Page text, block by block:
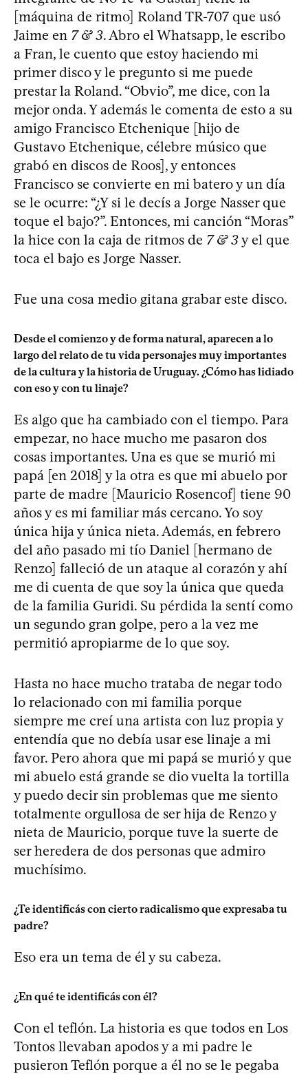
[máquina de ritmo] Roland TR-707 que usó
Jaime en 7 & 3. Abro el Whatsapp, le escribo
a Fran, le cuento que estoy haciendo mi
primer disco y le pregunto si me puede
prestar la Roland. “Obvio”, me dice, con la
mejor onda. Y además le comenta de esto a su
amigo Francisco Etchenique [hijo de
Gustavo Etchenique, célebre músico que
grabó en discos de Roos], y entonces
Francisco se convierte en mi batero y un día
se le ocurre: “¿Y si le decís a Jorge Nasser que
toque el bajo?”. Entonces, mi canción “Moras”
la hice con la caja de ritmos de 7 & 3y el que
toca el bajo es Jorge Nasser.
Fue una cosa medio gitana grabar este disco.
Desde el comienzo y de forma natural, aparecen a lo
largo del relato de tu vida personajes muy importantes
de la cultura y la historia de Uruguay. ¿Cómo has lidiado
con eso y con tu linaje?
Es algo que ha cambiado con el tiempo. Para
empezar, no hace mucho me pasaron dos
cosas importantes. Una es que se murió mi
papá [en 2018] y la otra es que mi abuelo por
parte de madre [Mauricio Rosencof] tiene 90
años y es mi familiar más cercano. Yo soy
única hija y única nieta. Además, en febrero
del año pasado mi tío Daniel [hermano de
Renzo] falleció de un ataque al corazón y ahí
me di cuenta de que soy la única que queda
de la familia Guridi. Su pérdida la sentí como
un segundo gran golpe, pero a la vez me
permitió apropiarme de lo que soy.
Hasta no hace mucho trataba de negar todo
lo relacionado con mi familia porque
siempre me creí una artista con luz propia y
entendía que no debía usar ese linaje a mi
favor. Pero ahora que mi papá se murió y que
mi abuelo está grande se dio vuelta la tortilla
y puedo decir sin problemas que me siento
totalmente orgullosa de ser hija de Renzo y
nieta de Mauricio, porque tuve la suerte de
ser heredera de dos personas que admiro
muchísimo.
¿Te identificás con cierto radicalismo que expresaba tu
padre?
Eso era un tema de él y su cabeza.
¿En qué te identificás con él?
Con el teflón. La historia es que todos en Los
Tontos llevaban apodos y a mi padre le
pusieron Teflón porque a él no se le pegaba